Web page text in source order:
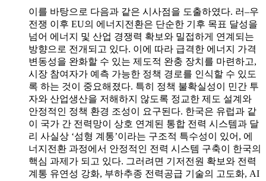
이를 바탕으로 다음과 같은 시사점을 도출하였다. 러–우
전쟁 이후 EU의 에너지전환은 단순한 기후 목표 달성을
넘어 에너지 및 산업 경쟁력 확보와 밀접하게 연계되는
방향으로 전개되고 있다. 이에 따라 급격한 에너지 가격
변동성을 완화할 수 있는 제도적 완충 장치를 마련하고,
시장 참여자가 예측 가능한 정책 경로를 인식할 수 있도
록 하는 것이 중요해졌다. 특히 정책 불확실성이 민간 투
자와 산업생산을 저해하지 않도록 정교한 제도 설계와
안정적인 정책 환경 조성이 요구된다. 한국은 유럽과 같
이 국가 간 전력망이 상호 연계된 통합 전력 시스템과 달
리 사실상 ‘섬형 계통’이라는 구조적 특수성이 있어, 에
너지전환 과정에서 안정적인 전력 시스템 구축이 한국의
핵심 과제가 되고 있다. 그러려면 기저전원 확보와 전력
계통 유연성 강화, 부하추종 전력공급 기술의 고도화, AI